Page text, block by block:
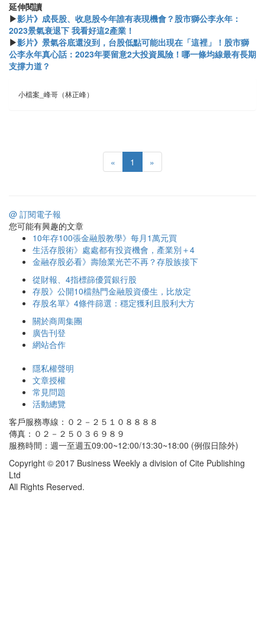
延伸閱讀
▶影片》成長股、收息股今年誰有表現機會？股市獅公李永年：
2023景氣衰退下 我看好這2產業！
▶影片》景氣谷底還沒到，台股低點可能出現在「這裡」！股市獅
公李永年真心話：2023年要留意2大投資風險！哪一條均線最有長期
支撐力道？
小檔案_峰哥（林正峰）
« 1 »
@ 訂閱電子報
您可能有興趣的文章
10年存100張金融股教學》每月1萬元買
生活存股術》處處都有投資機會，產業別＋4
金融存股必看》壽險業光芒不再？存股族接下
從財報、4指標篩優質銀行股
存股》公開10檔熱門金融股資優生，比放定
存股名單》4條件篩選：穩定獲利且股利大方
關於商周集團
廣告刊登
網站合作
隱私權聲明
文章授權
常見問題
活動總覽
客戶服務專線：０２－２５１０８８８８
傳真：０２－２５０３６９８９
服務時間：週一至週五09:00~12:00/13:30~18:00 (例假日除外)
Copyright © 2017 Business Weekly a division of Cite Publishing
Ltd
All Rights Reserved.